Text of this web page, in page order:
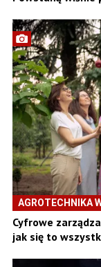
AGROTECHNIKA
Cyfrowe
jak się to